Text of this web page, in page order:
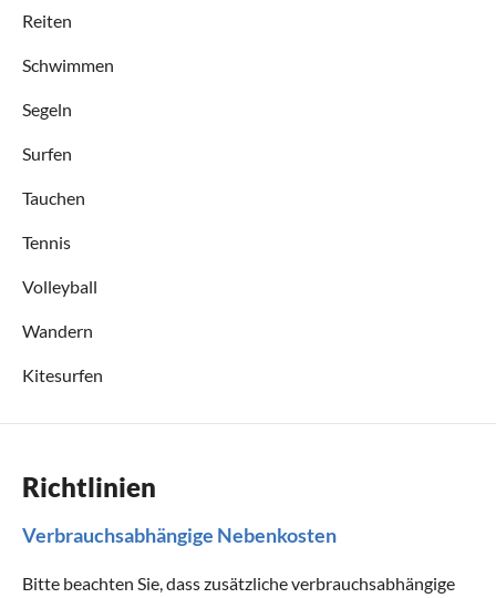
Reiten
Schwimmen
Segeln
Surfen
Tauchen
Tennis
Volleyball
Wandern
Kitesurfen
Richtlinien
Verbrauchsabhängige Nebenkosten
Bitte beachten Sie, dass zusätzliche verbrauchsabhängige